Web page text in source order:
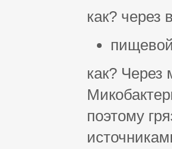
как? через
как? Через
поэтому